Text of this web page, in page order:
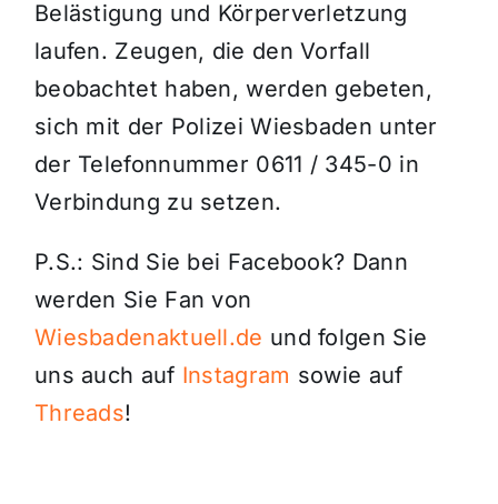
Belästigung und Körperverletzung
laufen. Zeugen, die den Vorfall
beobachtet haben, werden gebeten,
sich mit der Polizei Wiesbaden unter
der Telefonnummer 0611 / 345-0 in
Verbindung zu setzen.
P.S.: Sind Sie bei Facebook? Dann
werden Sie Fan von
Wiesbadenaktuell.de und folgen Sie
uns auch auf Instagram sowie auf
Threads!